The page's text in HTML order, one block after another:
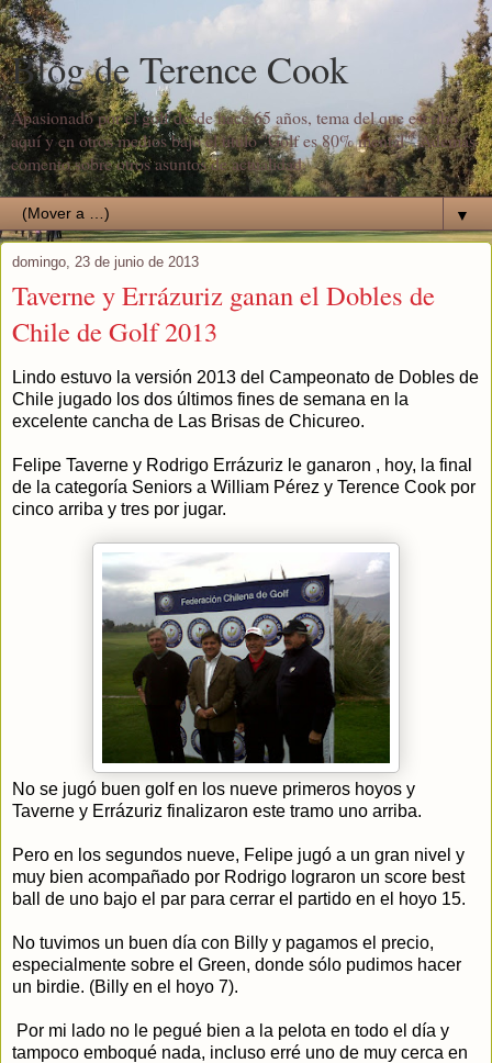
Blog de Terence Cook
Apasionado por el golf desde hace 65 años, tema del que escribo
aquí y en otros medios bajo el título "Golf es 80% mental". Además
comento sobre otros asuntos de actualidad.
▼
domingo, 23 de junio de 2013
Taverne y Errázuriz ganan el Dobles de
Chile de Golf 2013
Lindo estuvo la versión 2013 del Campeonato de Dobles de
Chile jugado los dos últimos fines de semana en la
excelente cancha de Las Brisas de Chicureo.
Felipe Taverne y Rodrigo Errázuriz le ganaron , hoy, la final
de la categoría Seniors a William Pérez y Terence Cook por
cinco arriba y tres por jugar.
No se jugó buen golf en los nueve primeros hoyos y
Taverne y Errázuriz finalizaron este tramo uno arriba.
Pero en los segundos nueve, Felipe jugó a un gran nivel y
muy bien acompañado por Rodrigo lograron un score best
ball de uno bajo el par para cerrar el partido en el hoyo 15.
No tuvimos un buen día con Billy y pagamos el precio,
especialmente sobre el Green, donde sólo pudimos hacer
un birdie. (Billy en el hoyo 7).
Por mi lado no le pegué bien a la pelota en todo el día y
tampoco emboqué nada, incluso erré uno de muy cerca en